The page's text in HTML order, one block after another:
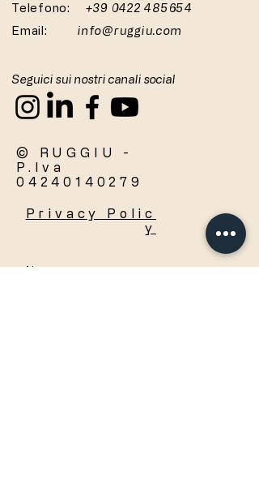
Telefono:
+39 0422 485654
Email: info@ruggiu.com
Seguici sui nostri canali social
© RUGGIU -
P.Iva
04240140279
Privacy
Polic
y